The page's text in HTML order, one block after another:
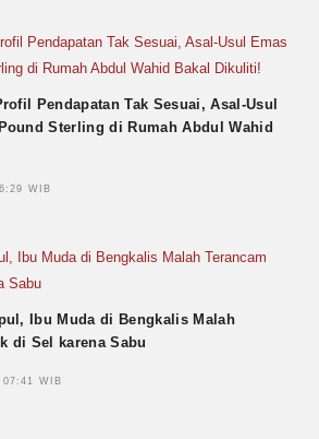
Pendapatan Tak Sesuai, Asal-Usul
Sterling di Rumah Abdul Wahid
WIB
Ibu Muda di Bengkalis Malah
di Sel karena Sabu
WIB